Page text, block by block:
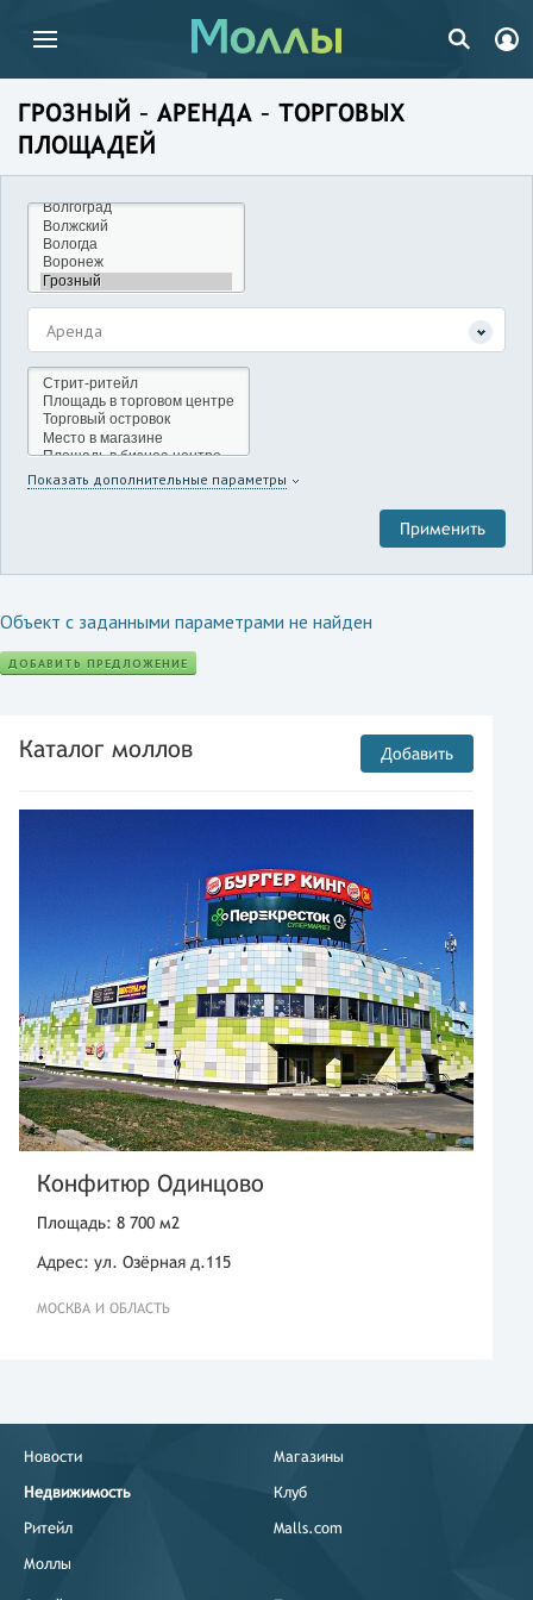
ГРОЗНЫЙ – АРЕНДА – ТОРГОВЫХ
ПЛОЩАДЕЙ
Аренда
Показать дополнительные параметры
Объект с заданными параметрами не найден
ДОБАВИТЬ ПРЕДЛОЖЕНИЕ
Каталог моллов Добавить
Конфитюр Одинцово
Площадь: 8 700 м2
Адрес: ул. Озёрная д.115
МОСКВА И ОБЛАСТЬ
Новости
Недвижимость
Ритейл
Моллы
Магазины
Клуб
Malls.com